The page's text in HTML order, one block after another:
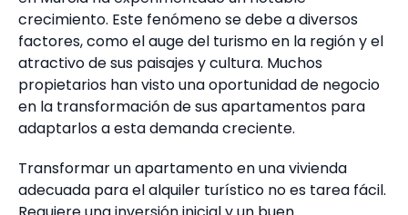
crecimiento. Este fenómeno se debe a diversos
factores, como el auge del turismo en la región y el
atractivo de sus paisajes y cultura. Muchos
propietarios han visto una oportunidad de negocio
en la transformación de sus apartamentos para
adaptarlos a esta demanda creciente.
Transformar un apartamento en una vivienda
adecuada para el alquiler turístico no es tarea fácil.